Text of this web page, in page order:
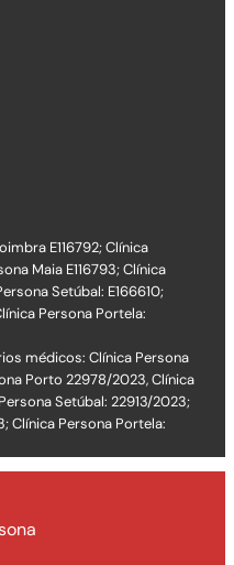
E116792; Clínica
Maia E116793; Clínica
Setúbal: E166610;
Persona Portela:
médicos: Clínica Persona
Porto 22978/2023, Clínica
Setúbal: 22913/2023;
Clínica Persona Portela: